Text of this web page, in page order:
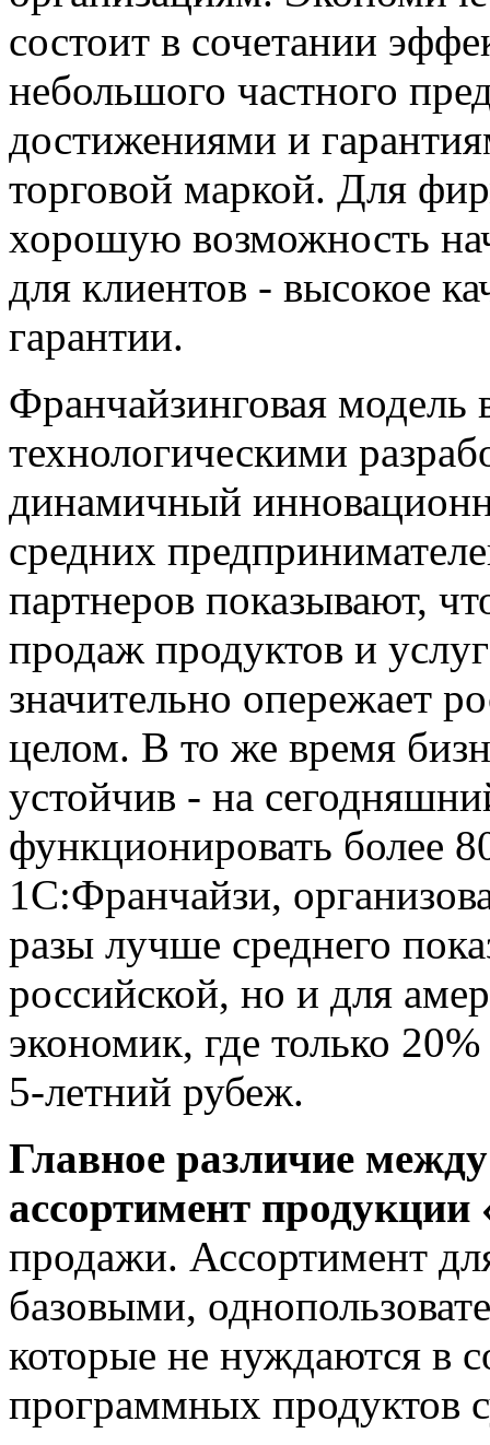
состоит в сочетании
небольшого частного
достижениями и
торговой маркой. Для
хорошую возможность
для клиентов - высокое
гарантии.
Франчайзинговая
технологическими
динамичный
средних
партнеров показывают,
продаж продуктов и
значительно опережает
целом. В то же время
устойчив - на
функционировать более
1С:Франчайзи,
разы лучше среднего
российской, но и для
экономик, где только
5-летний рубеж.
Главное различие
ассортимент продукции
продажи. Ассортимент
базовыми,
которые не нуждаются в
программных продуктов